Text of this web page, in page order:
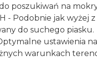
poszukiwań na
- Podobnie jak wyżej
do suchego piasku.
ustawienia
warunkach